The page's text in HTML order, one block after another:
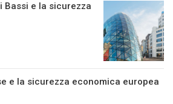
Bassi e la sicurezza
e la sicurezza economica europea